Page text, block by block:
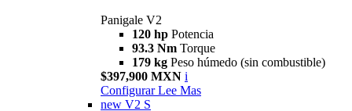
Panigale V2
120 hp Potencia
93.3 Nm Torque
179 kg Peso húmedo (sin combustible)
$397,900 MXN i
Configurar Lee Mas
new V2 S